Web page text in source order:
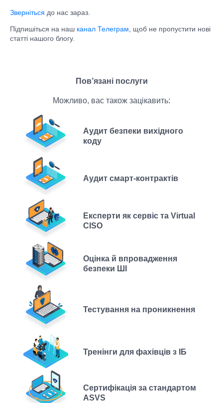
Зверніться до нас зараз.
Підпишіться на наш канал Телеграм , щоб не пропустити нові
статті нашого блогу.
Пов’язані послуги
Можливо, вас також зацікавить:
Аудит безпеки вихідного
коду
Аудит смарт-контрактів
Експерти як сервіс та Virtual
CISO
Оцінка й впровадження
безпеки ШІ
Тестування на проникнення
Тренінги для фахівців з ІБ
Сертифікація за стандартом
ASVS